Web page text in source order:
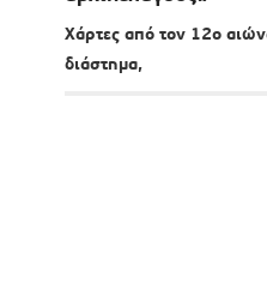
Χάρτες από τον 12ο
διάστημα,